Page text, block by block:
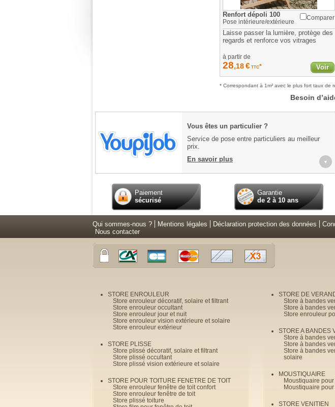
Renfort dépoli 100
Pose intérieure/extérieure
Laisse passer la lumière, protège des
regards et renforce vos vitrages
Comparer
à partir de
28,18€ TTC* Voir
* Correspondant à 1m² avec le plus fort taux de
Besoin
Vous êtes un particulier ?
Service de pose entre particuliers au meilleur
prix.
En savoir plus
▼
Paiement
sécurisé
Garantie
de 2 à 10 ans
Qui sommes-nous ? Mentions légales Déclaration protection des données
Nous contacter
STORE ENROULEUR
Store enrouleur décoratif, solaire et filtrant
Store enrouleur occultant
Store enrouleur jour et nuit
Store enrouleur vision extérieure et solaire
Store enrouleur extérieur
STORE PLISSE
Store plissé décoratif, solaire et filtrant
Store plissé occultant
Store plissé vision extérieure et solaire
STORE POUR TOITURE FENETRE DE TOIT
Store enrouleur fenêtre de toit confort
Store enrouleur fenêtre de toit
Store plissé toiture
STORE DE
Store à bandes
Store à bandes
Store enrouleur
STORE A BANDES
Store à bandes
Store à bandes
Store à bandes
solaire
MOUSTIQUAIRE
Moustiquaire pour
Moustiquaire pour
STORE VENITIEN